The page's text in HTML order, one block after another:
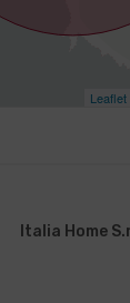
Leaflet